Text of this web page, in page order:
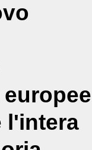
l'intera